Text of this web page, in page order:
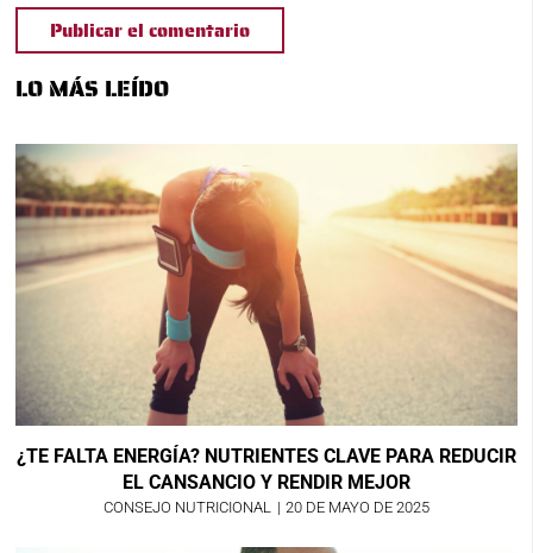
Publicar el comentario
LO MÁS LEÍDO
¿TE FALTA ENERGÍA? NUTRIENTES CLAVE PARA REDUCIR
EL CANSANCIO Y RENDIR MEJOR
CONSEJO NUTRICIONAL | 20 DE MAYO DE 2025